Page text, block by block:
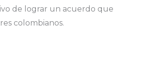
de lograr un acuerdo que
colombianos.